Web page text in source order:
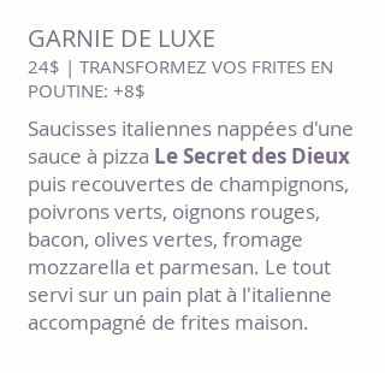
GARNIE DE LUXE
24$ | TRANSFORMEZ VOS FRITES EN
POUTINE: +8$
Saucisses italiennes nappées d'une
sauce à pizza Le Secret des Dieux
puis recouvertes de champignons,
poivrons verts, oignons rouges,
bacon, olives vertes, fromage
mozzarella et parmesan. Le tout
servi sur un pain plat à l'italienne
accompagné de frites maison.